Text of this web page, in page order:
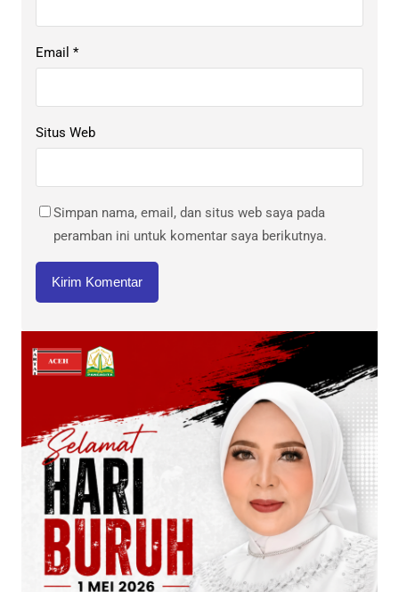
Email *
Situs Web
Simpan nama, email, dan situs web saya pada
peramban ini untuk komentar saya berikutnya.